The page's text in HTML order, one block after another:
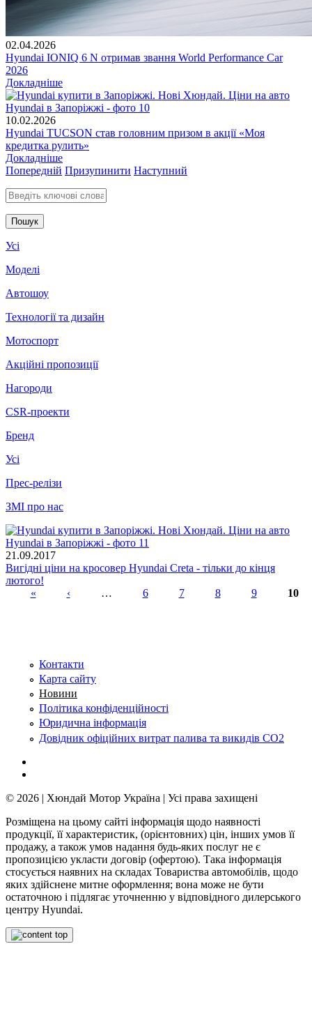
02.04.2026
Hyundai IONIQ 6 N отримав звання World Performance Car
2026
Докладніше
10.02.2026
Hyundai TUCSON став головним призом в акції «Моя
кредитка рулить»
Докладніше
Попередній Призупинити Наступний
Введіть ключові слова для пошуку
Усі
Моделі
Автошоу
Технології та дизайн
Мотоспорт
Акційні пропозиції
Нагороди
CSR-проекти
Бренд
Усі
Прес-релізи
ЗМІ про нас
21.09.2017
Вигідні ціни на кросовер Hyundai Creta - тільки до кінця
лютого!
« ‹ … 6 7 8 9 10
Контакти
Карта сайту
Новини
Політика конфіденційності
Юридична інформація
Довідник офіційних витрат палива та викидів СО2
© 2026 | Хюндай Мотор Україна | Усі права захищені
Розміщена на цьому сайті інформація щодо наявності
продукції, її характеристик, (орієнтовних) цін, інших умов її
продажу, а також умов надання будь-яких послуг не є
пропозицією укласти договір (офертою). Така інформація
стосується наявних на складах Товариства автомобілів, щодо
яких здійснене митне оформлення; вона може не бути
остаточною і підлягає уточненню у відповідного дилерського
центру Hyundai.